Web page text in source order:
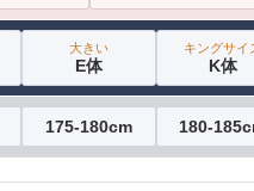
大きい
E体
キングサイ
K体
175-180cm 180-